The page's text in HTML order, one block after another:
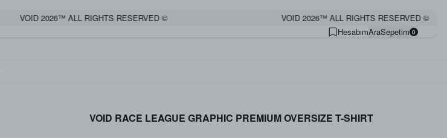
VOID 2026™ ALL RIGHTS RESERVED ©
VOID 2026™ ALL RIGHTS RESERVED ©
HesabımAraSepetim 0
VOID RACE LEAGUE GRAPHIC PREMIUM OVERSIZE T-SHIRT